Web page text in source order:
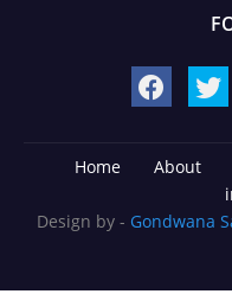
Home About
Design by - Gondwana